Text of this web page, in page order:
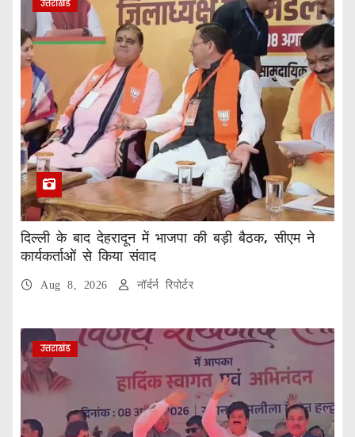
उत्तराखंड
दिल्ली के बाद देहरादून में भाजपा की बड़ी बैठक, सीएम ने
कार्यकर्ताओं से किया संवाद
Aug 8, 2026 नॉर्दर्न रिपोर्टर
उत्तराखंड